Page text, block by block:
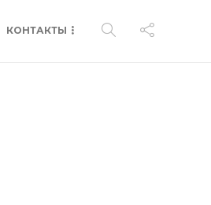
КОНТАКТЫ